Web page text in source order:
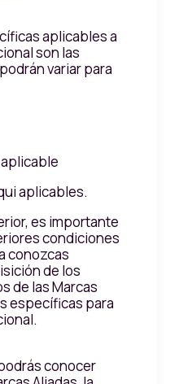
aplicables a
son las
variar para
aplicables.
es importante
condiciones
conozcas
de los
de las Marcas
específicas para
conocer